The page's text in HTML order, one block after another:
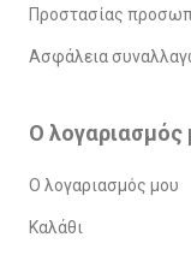
Προστασίας
Ασφάλεια
Ο λογαριασμός
Ο λογαριασμός μου
Καλάθι